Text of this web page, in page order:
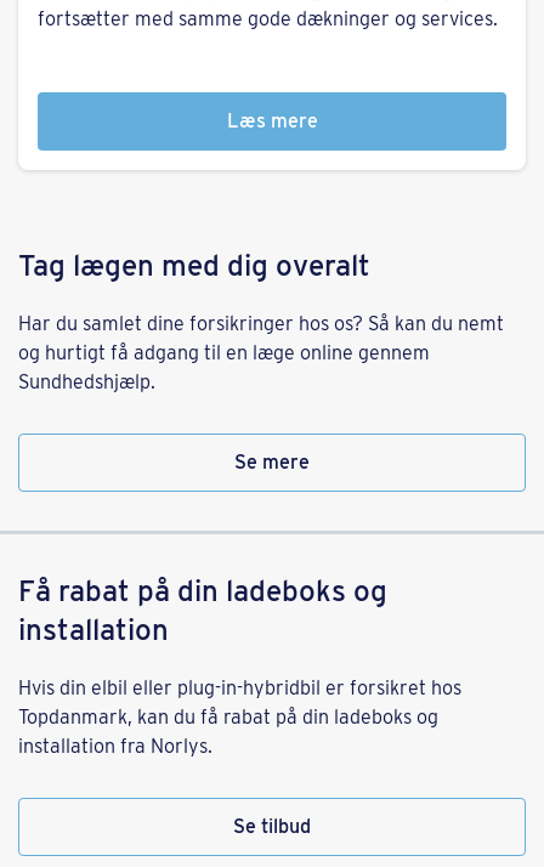
fortsætter med samme gode dækninger og services.
Læs mere
Tag lægen med dig overalt
Har du samlet dine forsikringer hos os? Så kan du nemt
og hurtigt få adgang til en læge online gennem
Sundhedshjælp.
Se mere
Få rabat på din ladeboks og
installation
Hvis din elbil eller plug-in-hybridbil er forsikret hos
Topdanmark, kan du få rabat på din ladeboks og
installation fra Norlys.
Se tilbud